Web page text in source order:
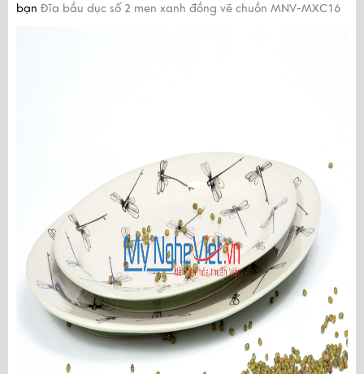
bạn Đĩa bầu dục số 2 men xanh đồng vẽ chuồn MNV-MXC16